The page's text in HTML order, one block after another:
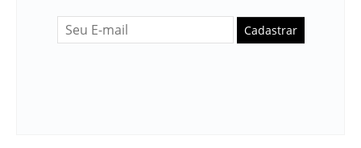
Cadastrar